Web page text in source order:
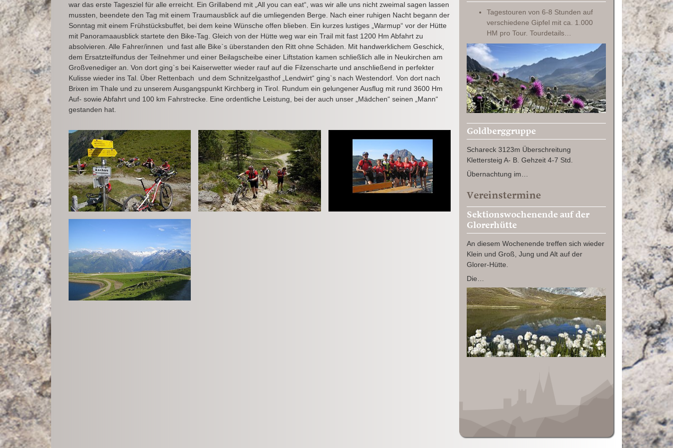
war das erste Tagesziel für alle erreicht. Ein Grillabend mit „All you can eat“, was wir alle uns nicht zweimal sagen lassen
mussten, beendete den Tag mit einem Traumausblick auf die umliegenden Berge. Nach einer ruhigen Nacht begann der
Sonntag mit einem Frühstücksbuffet, bei dem keine Wünsche offen blieben. Ein kurzes lustiges „Warmup“ vor der Hütte
mit Panoramaausblick startete den Bike-Tag. Gleich von der Hütte weg war ein Trail mit fast 1200 Hm Abfahrt zu
absolvieren. Alle Fahrer/innen und fast alle Bike`s überstanden den Ritt ohne Schäden. Mit handwerklichem Geschick,
dem Ersatzteilfundus der Teilnehmer und einer Beilagscheibe einer Liftstation kamen schließlich alle in Neukirchen am
Großvenediger an. Von dort ging`s bei Kaiserwetter wieder rauf auf die Filzenscharte und anschließend in perfekter
Kulisse wieder ins Tal. Über Rettenbach und dem Schnitzelgasthof „Lendwirt“ ging`s nach Westendorf. Von dort nach
Brixen im Thale und zu unserem Ausgangspunkt Kirchberg in Tirol. Rundum ein gelungener Ausflug mit rund 3600 Hm
Auf- sowie Abfahrt und 100 km Fahrstrecke. Eine ordentliche Leistung, bei der auch unser „Mädchen“ seinen „Mann“
gestanden hat.
Tagestouren von 6-8 Stunden auf
verschiedene Gipfel mit ca. 1.000
HM pro Tour. Tourdetails…
Goldberggruppe
Schareck 3123m Überschreitung
Klettersteig A- B. Gehzeit 4-7 Std.
Übernachtung im…
Vereinstermine
Sektionswochenende auf der
Glorerhütte
An diesem Wochenende treffen sich wieder
Klein und Groß, Jung und Alt auf der
Glorer-Hütte.
Die…